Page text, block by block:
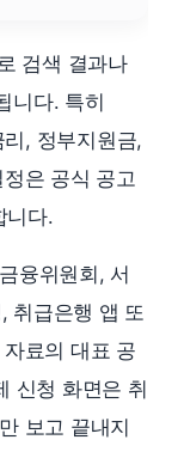
검색 결과나
니다. 특히
, 정부지원금,
은 공식 공고
니다.
융위원회, 서
취급은행 앱 또
료의 대표 공
신청 화면은 취
보고 끝내지